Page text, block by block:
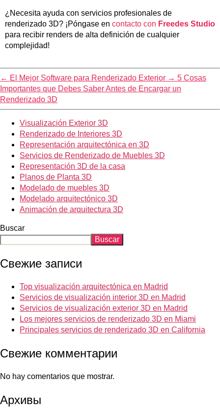
¿Necesita ayuda con servicios profesionales de
renderizado 3D? ¡Póngase en contacto con Freedes Studio
para recibir renders de alta definición de cualquier
complejidad!
← El Mejor Software para Renderizado Exterior → 5 Cosas
Importantes que Debes Saber Antes de Encargar un
Renderizado 3D
Visualización Exterior 3D
Renderizado de Interiores 3D
Representación arquitectónica en 3D
Servicios de Renderizado de Muebles 3D
Representación 3D de la casa
Planos de Planta 3D
Modelado de muebles 3D
Modelado arquitectónico 3D
Animación de arquitectura 3D
Buscar
Buscar
Свежие записи
Top visualización arquitectónica en Madrid
Servicios de visualización interior 3D en Madrid
Servicios de visualización exterior 3D en Madrid
Los mejores servicios de renderizado 3D en Miami
Principales servicios de renderizado 3D en California
Свежие комментарии
No hay comentarios que mostrar.
Архивы